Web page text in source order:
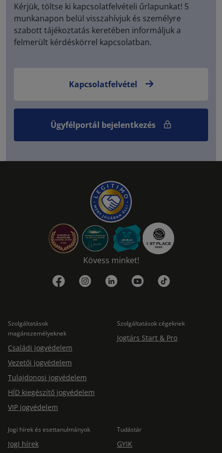
Kérjük, töltse ki kapcsolatfelvételi űrlapunkat! 5
munkanapon belül visszahívjuk és személyre
szabott tájékoztatás keretében informáljuk a
felmerült kérdéskörrel kapcsolatban.
Kapcsolatfelvétel
Ügyfélportál bejelentkezés
Kövess minket!
Szolgáltatások
magánszemélyeknek
Családi jogvédelem
Vezetői jogvédelem
Tulajdonosi jogvédelem
HÍD kiegészítő jogvédelem
VIP jogvédelem
Szolgáltatások cégeknek
Jogtárs Start & Pro
Jogi hírek és esettanulmányok
Jogi hírek
Tudástár
GYIK